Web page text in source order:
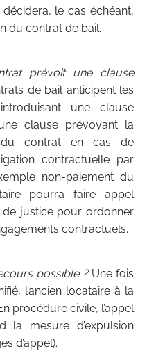
le cas échéant,
du contrat de bail.
prévoit une clause
de bail anticipent les
une clause
clause prévoyant la
du contrat en cas de
contractuelle par
non-paiement du
pourra faire appel
justice pour ordonner
contractuels.
possible ?Une fois
l’ancien locataire à la
procédure civile, l’appel
la mesure d’expulsion
d’appel).